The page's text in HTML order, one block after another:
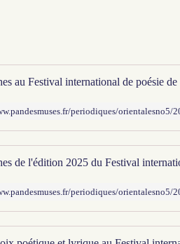
periodiques/orientalesno5/
periodiques/orientalesno5/